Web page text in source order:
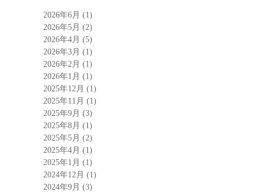
2026年6月 (1)
2026年5月 (2)
2026年4月 (5)
2026年3月 (1)
2026年2月 (1)
2026年1月 (1)
2025年12月 (1)
2025年11月 (1)
2025年9月 (3)
2025年8月 (1)
2025年5月 (2)
2025年4月 (1)
2025年1月 (1)
2024年12月 (1)
2024年9月 (3)